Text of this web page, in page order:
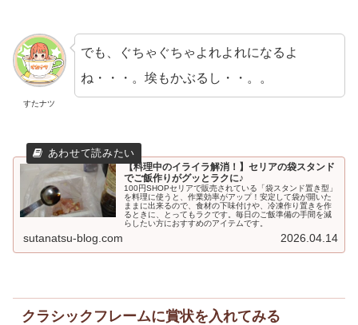
すたナツ
でも、ぐちゃぐちゃよれよれになるよ
ね・・・。埃もかぶるし・・。。
【料理中のイライラ解消！】セリアの袋スタンド
でご飯作りがグッとラクに♪
100円SHOPセリアで販売されている「袋スタンド置き型」
を料理に使うと、作業効率がアップ！安定して袋が開いた
ままに出来るので、食材の下味付けや、冷凍作り置きを作
るときに、とってもラクです。毎日のご飯準備の手間を減
らしたい方におすすめのアイテムです。
sutanatsu-blog.com 2026.04.14
クラシックフレームに賞状を入れてみる